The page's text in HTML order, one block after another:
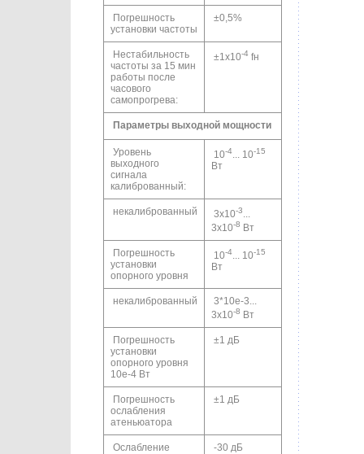
Погрешность
установки частоты
±0,5%
Нестабильность
частоты за 15 мин
работы после
часового
самопрогрева:
±1х10-4 fн
Параметры выходной мощности
Уровень
выходного
сигнала
калиброванный:
10-4... 10-15
Вт
некалиброванный 3x10-3...
3x10-8 Вт
Погрешность
установки
опорного уровня
10-4... 10-15
Вт
некалиброванный
3*10е-3...
3x10-8 Вт
Погрешность
установки
опорного уровня
10е-4 Вт
±1 дБ
Погрешность
ослабления
атеньюатора
±1 дБ
Ослабление
-30 дБ